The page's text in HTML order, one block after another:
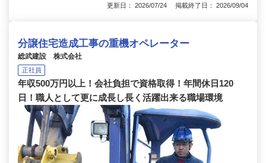
更新日： 2026/07/24 掲載終了日： 2026/09/04
分譲住宅造成工事の重機オペレーター
総武建設 株式会社
正社員
年収500万円以上！会社負担で資格取得！年間休日120
日！職人として更に成長し長く活躍出来る職場環境